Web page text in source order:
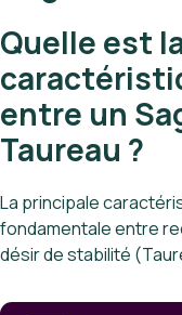
Quelle est
entre un
Taureau ?
La principale
fondamentale entre
désir de stabilité